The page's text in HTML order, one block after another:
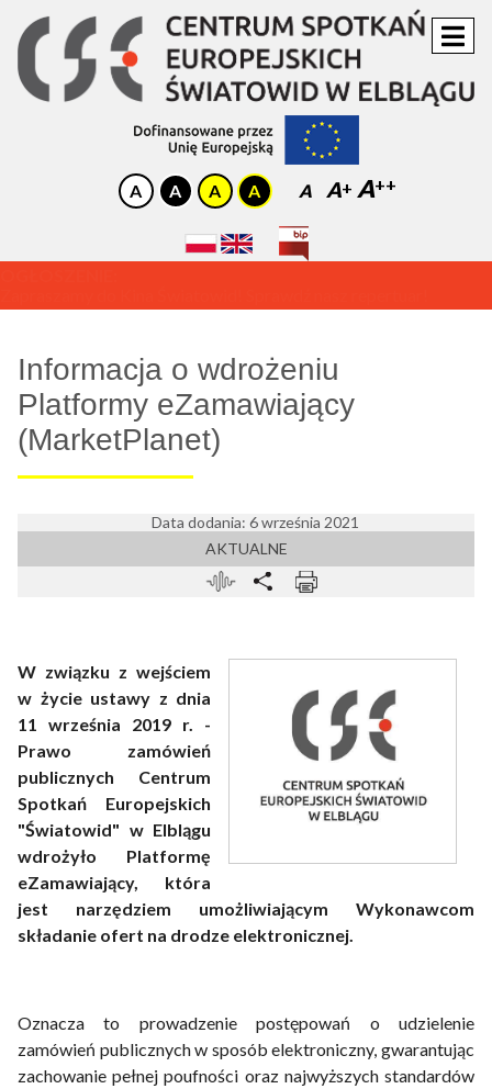
A A A
Informacja o wdrożeniu
Platformy eZamawiający
(MarketPlanet)
Data dodania: 6 września 2021
AKTUALNE
W związku z wejściem
w życie ustawy z dnia
11 września 2019 r. -
Prawo zamówień
publicznych Centrum
Spotkań Europejskich
"Światowid" w Elblągu
wdrożyło Platformę
eZamawiający, która
jest narzędziem umożliwiającym Wykonawcom
składanie ofert na drodze elektronicznej.
Oznacza to prowadzenie postępowań o udzielenie
zamówień publicznych w sposób elektroniczny, gwarantując
zachowanie pełnej poufności oraz najwyższych standardów